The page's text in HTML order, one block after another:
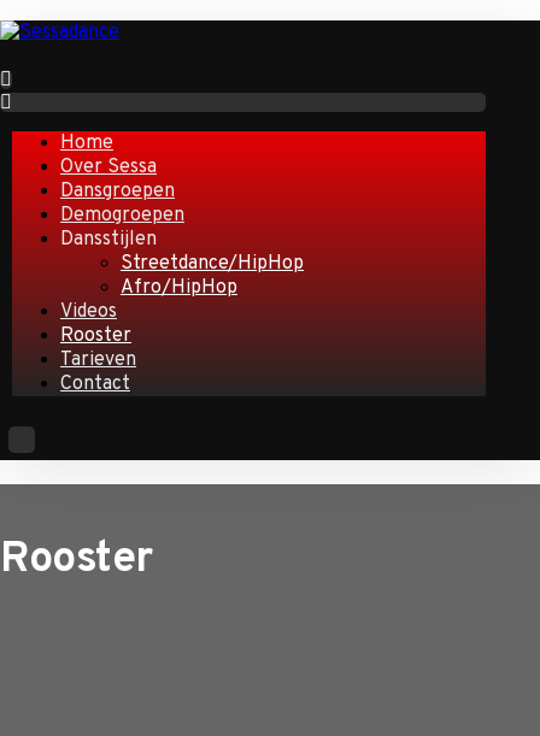
Home
Over Sessa
Dansgroepen
Demogroepen
Dansstijlen
Streetdance/HipHop
Afro/HipHop
Videos
Rooster
Tarieven
Contact
Rooster